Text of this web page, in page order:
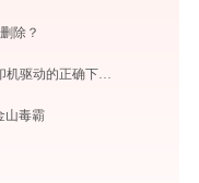
除？
详尽教程：HP Business Inkjet 2800打印机驱动的正确下载与安装方式
山毒霸